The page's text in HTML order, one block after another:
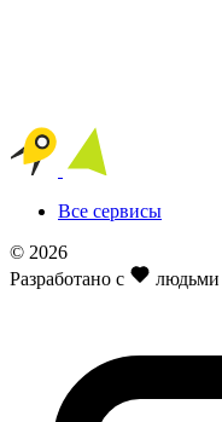
Все сервисы
© 2026
Разработано с
людьми